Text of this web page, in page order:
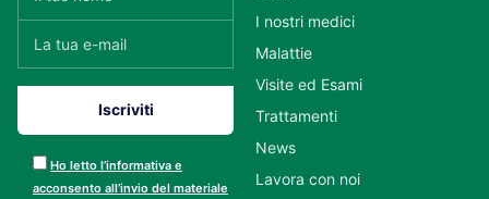
Ho letto l’informativa e
acconsento all’invio del materiale
I nostri medici
Malattie
Visite ed Esami
Trattamenti
News
Lavora con noi